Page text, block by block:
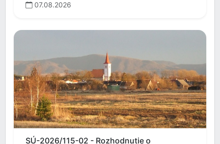
07.08.2026
SÚ-2026/115-02 - Rozhodnutie o